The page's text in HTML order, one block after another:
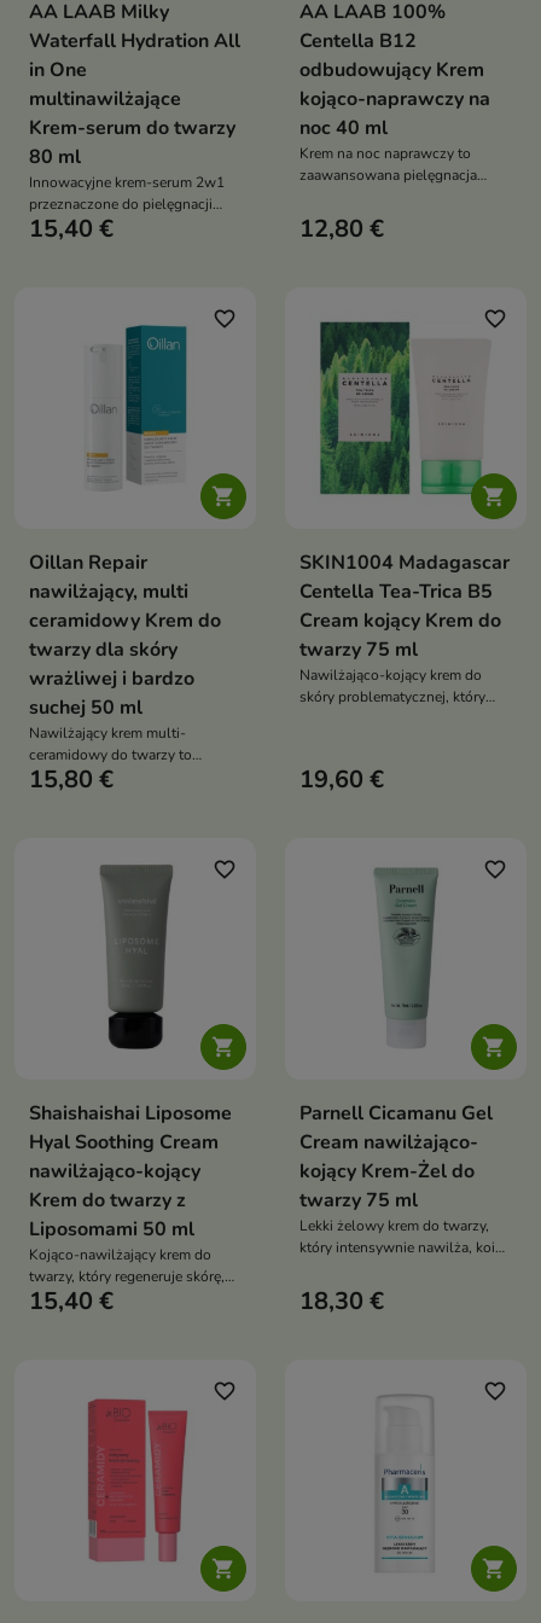
AA LAAB Milky
Waterfall Hydration All
in One
multinawilżające
Krem-serum do twarzy
80 ml
Innowacyjne krem-serum 2w1
przeznaczone do pielęgnacji
skóry odwodnionej, szorstkiej i
15,40 €
AA LAAB 100%
Centella B12
odbudowujący Krem
kojąco-naprawczy na
noc 40 ml
Krem na noc naprawczy to
zaawansowana pielęgnacja
do skóry z uszkodzoną barierą
hydrolipidową, odwodnionej,
regenerację, wygładzenie oraz
redukcję oznak starzenia,
zapewniając skórze odżywienie,
komfort i aksamitną miękkość
12,80 €

favorite_border
Oillan Repair
nawilżający, multi
ceramidowy Krem do
twarzy dla skóry
wrażliwej i bardzo
suchej 50 ml
Nawilżający krem multi-
ceramidowy do twarzy to
nowoczesny żel-krem
naruszoną barierą ochronną
15,80 €

favorite_border
SKIN1004 Madagascar
Centella Tea-Trica B5
Cream kojący Krem do
twarzy 75 ml
Nawilżająco-kojący krem do
skóry problematycznej, który
powstawanie niedoskonałości
19,60 €

favorite_border
Shaishaishai Liposome
Hyal Soothing Cream
nawilżająco-kojący
Krem do twarzy z
Liposomami 50 ml
Kojąco-nawilżający krem do
twarzy, który regeneruje skórę,
wzmacnia jej barierę
15,40 €

favorite_border
Parnell Cicamanu Gel
Cream nawilżająco-
kojący Krem-Żel do
twarzy 75 ml
Lekki żelowy krem do twarzy,
który intensywnie nawilża, koi
regenerację skóry, pozostawiając
ją miękką i komfortową bez
18,30 €

favorite_border

favorite_border